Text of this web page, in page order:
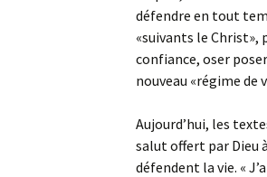
défendre en tout
«suivants le Christ»,
confiance, oser
nouveau «régime de
Aujourd’hui, les
salut offert par Dieu
défendent la vie. «